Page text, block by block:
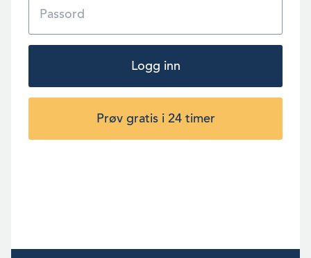
Logg inn
Prøv gratis i 24 timer